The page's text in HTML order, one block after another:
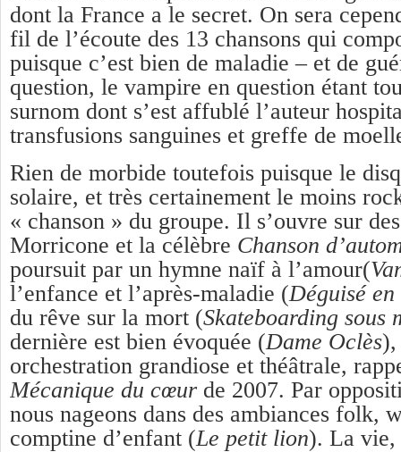
dont la France a le secret. On sera
fil de l’écoute des 13 chansons qui
puisque c’est bien de maladie – et de
question, le vampire en question étant
surnom dont s’est affublé l’auteur
transfusions sanguines et greffe de
Rien de morbide toutefois puisque le
solaire, et très certainement le moins
« chanson » du groupe. Il s’ouvre sur
Morricone et la célèbre Chanson
poursuit par un hymne naïf à l’amour(
l’enfance et l’après-maladie (Déguisé
du rêve sur la mort (Skateboarding sous
dernière est bien évoquée (Dame Oclès),
orchestration grandiose et théâtrale,
Mécanique du cœur de 2007. Par
nous nageons dans des ambiances folk,
comptine d’enfant (Le petit lion). La